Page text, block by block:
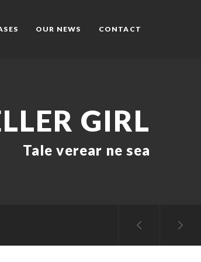
OUR NEWS CONTACT
GIRL
Tale verear ne sea